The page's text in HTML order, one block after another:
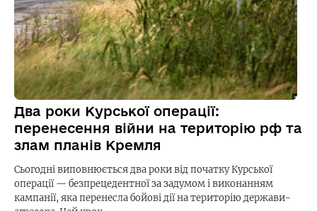
Два роки Курської операції:
перенесення війни на територію рф та
злам планів Кремля
Сьогодні виповнюється два роки від початку Курської
операції — безпрецедентної за задумом і виконанням
кампанії, яка перенесла бойові дії на територію держави-